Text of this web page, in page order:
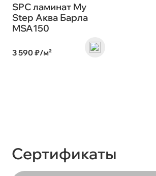
SPC ламинат My
Step Аква Барла
MSA150
3 590 ₽/м²
Сертификаты